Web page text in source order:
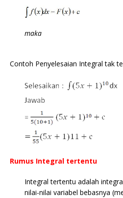
maka
Contoh Penyelesaian Integral tak
Rumus Integral tertentu
Integral tertentu adalah
nilai-nilai variabel bebasnya